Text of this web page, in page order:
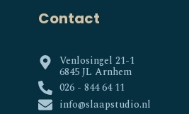
Contact
Venlosingel 21-1
6845 JL Arnhem
026 - 844 64 11
info@slaapstudio.nl